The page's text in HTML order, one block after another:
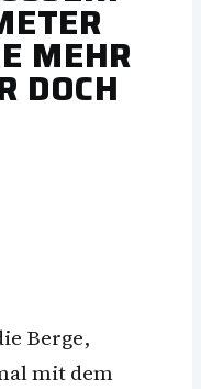
A
TI
Q5
Berge,
mit dem